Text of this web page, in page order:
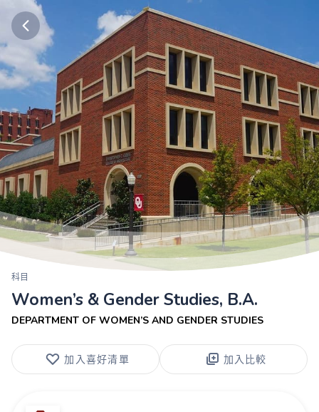
科目
Women’s & Gender Studies, B.A.
DEPARTMENT OF WOMEN’S AND GENDER STUDIES
加入喜好清單 加入比較